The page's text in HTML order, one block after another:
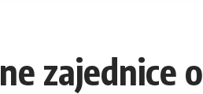
zajednice o